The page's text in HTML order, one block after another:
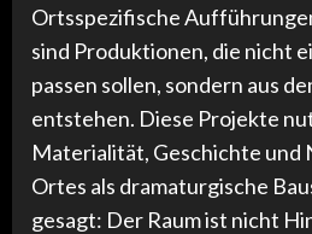
Ortsspezifische
sind Produktionen, die nicht
passen sollen, sondern aus
entstehen. Diese Projekte
Materialität, Geschichte und
Ortes als dramaturgische
gesagt: Der Raum ist nicht